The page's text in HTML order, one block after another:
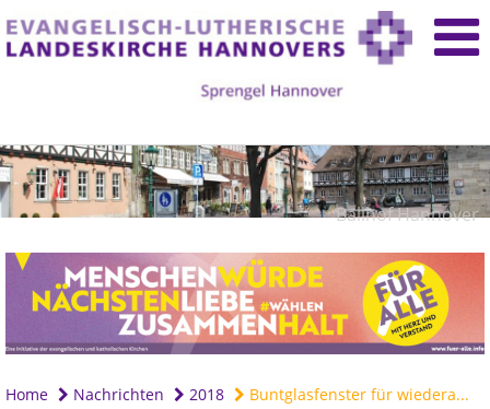
Ballhof Hannover
Home Nachrichten 2018 Buntglasfenster für wiedera...